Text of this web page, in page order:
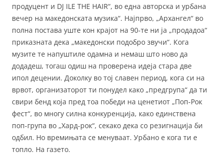
продуцент и DJ ILE THE HAIR“, во една авторска и урбана
вечер на македонската музика“. Најпрво, „Архангел“ во
полна постава уште кон крајот на 90-те ни ја „продадоа“
приказната дека „македонски подобро звучи“. Кога
музите те напуштиле одамна и немаш што ново да
додадеш, тогаш одиш на проверена идеја стара две
ипол децении. Доколку во тој славен период, кога си на
врвот, организаторот ти понудел како „предгрупа“ да ти
свири бенд која пред тоа победи на ценетиот „Поп-Рок
фест“, во многу силна конкуренција, како единствена
поп-група во „Хард-рок“, секако дека со резигнација би
одбил. Но времињата се менуваат. Урбано е кога ти е
топло. На газето.